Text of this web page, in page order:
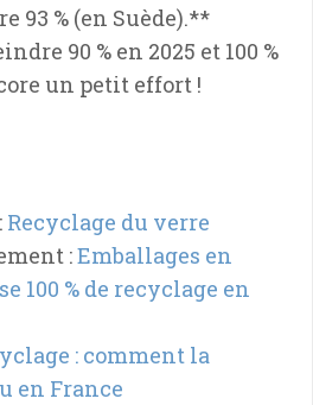
93 % (en Suède).**
90 % en 2025 et 100 %
un petit effort !
Recyclage du verre
:Emballages en
100 % de recyclage en
: comment la
en France